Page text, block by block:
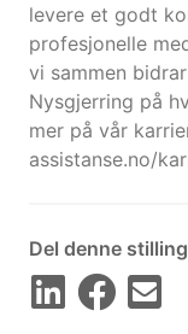
levere et godt
profesjonelle
vi sammen
Nysgjerring på
mer på vår
assistanse.no/
Del denne